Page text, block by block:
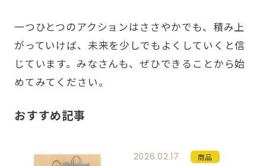
一つひとつのアクションはささやかでも、積み上
がっていけば、未来を少しでもよくしていくと信
じています。みなさんも、ぜひできることから始
めてみてください。
おすすめ記事
商品
2026.02.17